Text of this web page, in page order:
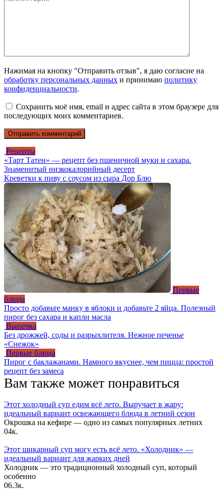
Нажимая на кнопку "Отправить отзыв", я даю согласие на
обработку персональных данных и принимаю политику
конфиденциальности.
Сохранить моё имя, email и адрес сайта в этом браузере для
последующих моих комментариев.
Рецепты
«Тарт Татен» — рецепт без пшеничной муки и сахара.
Знаменитый низкокалорийный десерт
Креветки к пиву с cоусом из сыра Дор Блю
Первые
блюда
Просто добавьте манку в яблоки и добавьте 2 яйца. Полезный
пирог без сахара и капли масла
Выпечка
Без дрожжей, соды и разрыхлителя. Нежное печенье
«Снежок»
Первые блюда
Пирог с баклажанами. Намного вкуснее, чем пицца: простой
рецепт без замеса
Вам также может понравиться
Этот холодный суп едим всё лето. Выручает в жару:
идеальный вариант освежающего блюда в летний сезон
Окрошка на кефире — одно из самых популярных летних
04к.
Этот шикарный суп могу есть всё лето. «Холодник» —
идеальный вариант для жарких дней
Холодник — это традиционный холодный суп, который
особенно
06.3к.